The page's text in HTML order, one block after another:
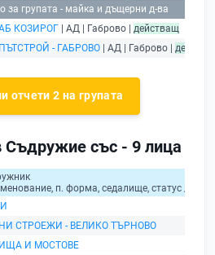
за групата - майка и дъщерни д-ва
КОЗИРОГ | АД | Габрово | действащ
ПЪТСТРОЙ - ГАБРОВО | АД | Габрово |
отчети 2 на групата
със - 9 лица
п. форма, седалище, статус /
СТРОЕЖИ - ВЕЛИКО ТЪРНОВО
И МОСТОВЕ